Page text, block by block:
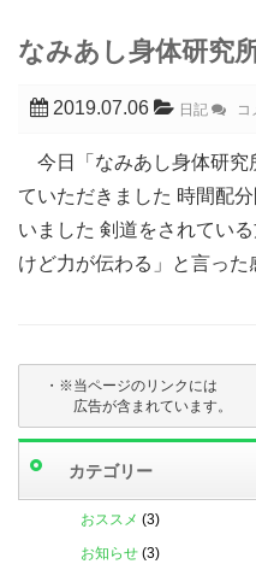
なみあし身体研究
2019.07.06 日記 コ
今日「なみあし身体研
ていただきました 時間配
いました 剣道をされてい
けど力が伝わる」と言った
・※当ページのリンクには
広告が含まれています。
カテゴリー
おススメ (3)
お知らせ (3)